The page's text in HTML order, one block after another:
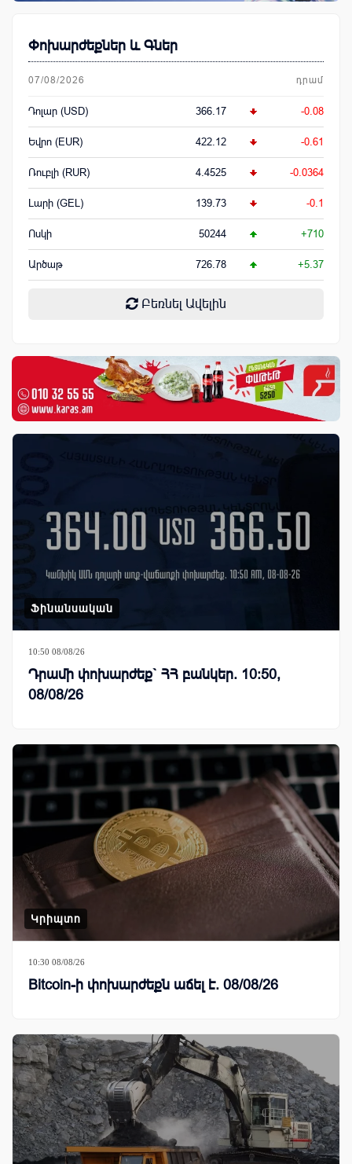
Փոխարժեքներ և Գներ
07/08/2026 դրամ
Դոլար (USD) 366.17 -0.08
Եվրո (EUR) 422.12 -0.61
Ռուբլի (RUR) 4.4525 -0.0364
Լարի (GEL) 139.73 -0.1
Ոսկի 50244 +710
Արծաթ 726.78 +5.37
Բեռնել Ավելին
Ֆինանսական
10:50 08/08/26
Դրամի փոխարժեք` ՀՀ բանկեր. 10:50,
08/08/26
Կրիպտո
10:30 08/08/26
Bitcoin-ի փոխարժեքն աճել է. 08/08/26